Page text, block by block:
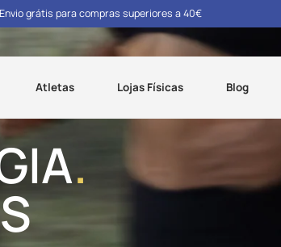
Envio grátis para compras superiores a 40€
Atletas Lojas Físicas Blog
.